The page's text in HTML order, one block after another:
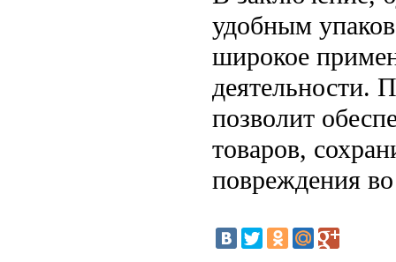
удобным
широкое
деятельности.
позволит
товаров,
повреждения